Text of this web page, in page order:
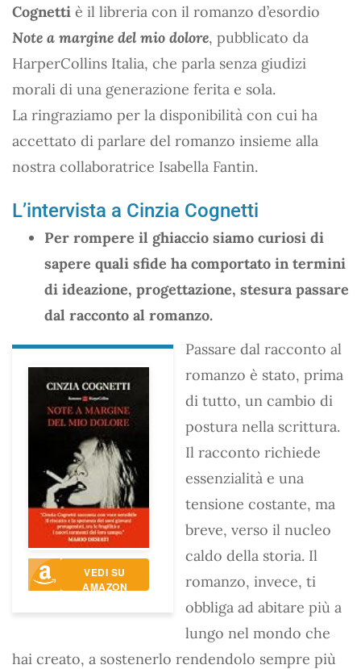
Cognetti è il libreria con il romanzo d’esordio
Note a margine del mio dolore, pubblicato da
HarperCollins Italia, che parla senza giudizi
morali di una generazione ferita e sola.
La ringraziamo per la disponibilità con cui ha
accettato di parlare del romanzo insieme alla
nostra collaboratrice Isabella Fantin.
L’intervista a Cinzia Cognetti
Per rompere il ghiaccio siamo curiosi di
sapere quali sfide ha comportato in termini
di ideazione, progettazione, stesura passare
dal racconto al romanzo.
VEDI SU
AMAZON
Passare dal racconto al
romanzo è stato, prima
di tutto, un cambio di
postura nella scrittura.
Il racconto richiede
essenzialità e una
tensione costante, ma
breve, verso il nucleo
caldo della storia. Il
romanzo, invece, ti
obbliga ad abitare più a
lungo nel mondo che
hai creato, a sostenerlo rendendolo sempre più